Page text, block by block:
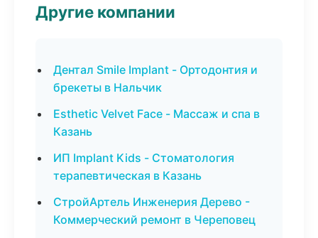
Другие компании
Дентал Smile Implant - Ортодонтия и
брекеты в Нальчик
Esthetic Velvet Face - Массаж и спа в
Казань
ИП Implant Kids - Стоматология
терапевтическая в Казань
СтройАртель Инженерия Дерево -
Коммерческий ремонт в Череповец